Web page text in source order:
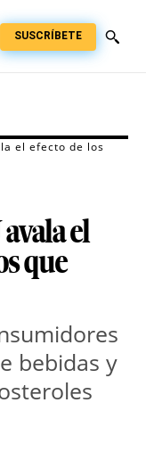
SUSCRÍBETE
el efecto de los
el
que
bebidas y